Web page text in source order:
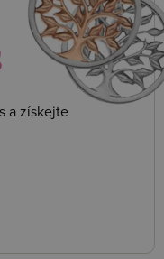
a získejte